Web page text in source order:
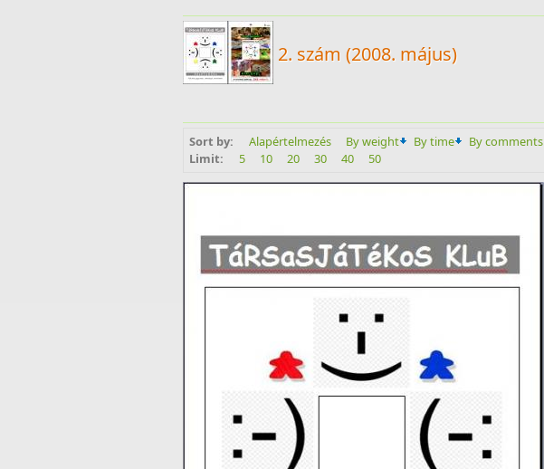
2. szám (2008. május)
Sort by: Alapértelmezés By weight By time By comments
Limit:
5 10 20 30 40 50